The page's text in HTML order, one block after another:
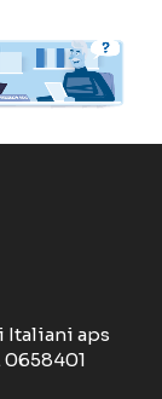
Italiani aps
0658401